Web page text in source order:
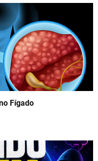
Fígado